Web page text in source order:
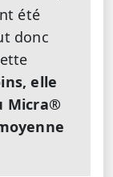
été
donc
elle
Micra®